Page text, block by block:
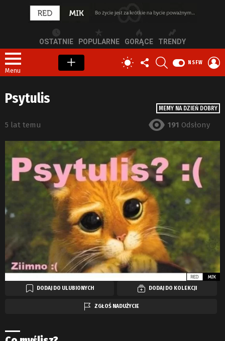
OSTATNIE POPULARNE GORĄCE TRENDY
Menu
PRZEŁĄCZ
SKÓRKĘ
OBSERWUJ
NAS
NSFW
MEMY NA DZIEŃ DOBRY
Psytulis
5 lat temu 191 Odsłony
DODAJ DO ULUBIONYCH DODAJ DO KOLEKCJI
ZGŁOŚ NADUŻYCIE